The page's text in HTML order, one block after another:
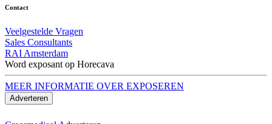
Contact
Veelgestelde Vragen
Sales Consultants
RAI Amsterdam
Word exposant op Horecava
MEER INFORMATIE OVER EXPOSEREN
Adverteren